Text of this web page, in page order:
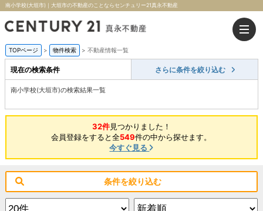
南小学校(大垣市)｜大垣市の不動産のことならセンチュリー21真永不動産
TOPページ > 物件検索 > 不動産情報一覧
現在の検索条件 さらに条件を絞り込む
南小学校(大垣市)の検索結果一覧
32件見つかりました！
会員登録をすると全549件の中から探せます。
今すぐ見る
条件を絞り込む